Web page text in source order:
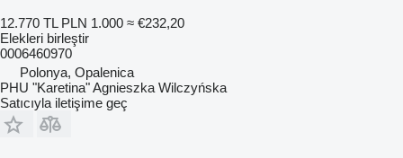
12.770 TL PLN 1.000 ≈ €232,20
Elekleri birleştir
0006460970
Polonya, Opalenica
PHU "Karetina" Agnieszka Wilczyńska
Satıcıyla iletişime geç